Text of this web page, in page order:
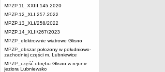
MPZP.11_XXIII.145.2020
MPZP.12_XLI.257.2022
MPZP.13_XLI/258/2022
MPZP.14_XLII/267/2023
MPZP_elektrownie wiatrowe Glisno
MPZP_obszar położony w południowo-
zachodniej części m. Lubniewice
MPZP_część obrębu Glisno w rejonie
jeziora Lubniewsko